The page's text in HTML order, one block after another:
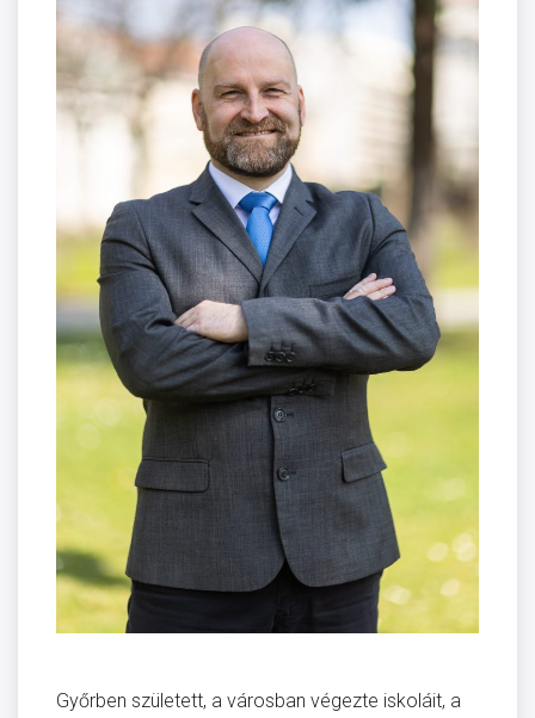
Győrben született, a városban végezte iskoláit, a